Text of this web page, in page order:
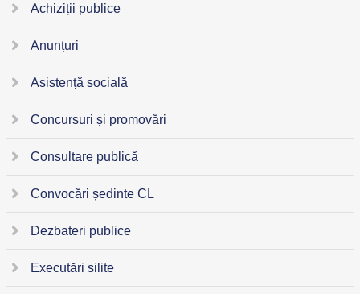
Achiziții publice
Anunțuri
Asistență socială
Concursuri și promovări
Consultare publică
Convocări ședinte CL
Dezbateri publice
Executări silite